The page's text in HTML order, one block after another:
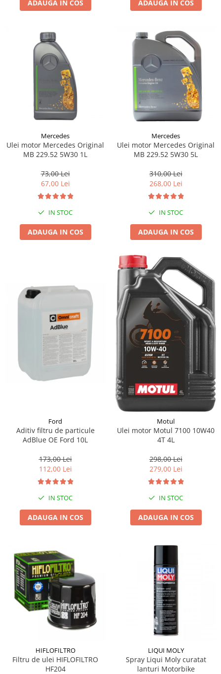
Lichid de frana
Filtre moto
Filtru combustibil
Buson golire ulei
Filtru ulei moto
Filtru aer moto
Intretinere si curatare filtre moto
Intretinere moto
Curatare moto
Covor moto
Genti bagaje moto
Suporti si placi prindere
ADAUGA IN COS ADAUGA IN COS
Mercedes
Ulei motor Mercedes Original
MB 229.52 5W30 1L
73,00 Lei
67,00 Lei
IN STOC
ADAUGA IN COS
Mercedes
Ulei motor Mercedes Original
MB 229.52 5W30 5L
310,00 Lei
268,00 Lei
IN STOC
ADAUGA IN COS
Ford
Aditiv filtru de particule
AdBlue OE Ford 10L
173,00 Lei
112,00 Lei
IN STOC
ADAUGA IN COS
Motul
Ulei motor Motul 7100 10W40
4T 4L
298,00 Lei
279,00 Lei
IN STOC
ADAUGA IN COS
HIFLOFILTRO
Filtru de ulei HIFLOFILTRO
HF204
LIQUI MOLY
Spray Liqui Moly curatat
lanturi Motorbike